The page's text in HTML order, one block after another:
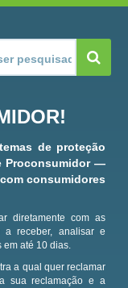
de proteção
Proconsumidor —
consumidores
diretamente com as
a receber, analisar e
em até 10 dias.
a qual quer reclamar
sua reclamação e a